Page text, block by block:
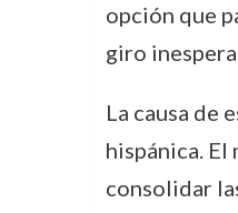
opción que
giro
La causa de
hispánica.
consolidar